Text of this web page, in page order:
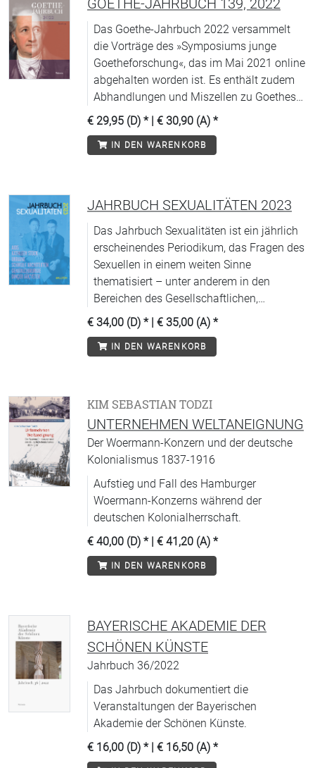
GOETHE-JAHRBUCH 139, 2022
Das Goethe-Jahrbuch 2022 versammelt
die Vorträge des »Symposiums junge
Goetheforschung«, das im Mai 2021 online
abgehalten worden ist. Es enthält zudem
Abhandlungen und Miszellen zu Goethes
Leben und Werk. Ein umfangreicher
Rezensionsteil zu wichtigen
Neuerscheinungen und Berichte über das
€ 29,95 (D) * | € 30,90 (A) *
IN DEN WARENKORB
JAHRBUCH SEXUALITÄTEN 2023
Das Jahrbuch Sexualitäten ist ein jährlich
erscheinendes Periodikum, das Fragen des
Sexuellen in einem weiten Sinne
thematisiert – unter anderem in den
Bereichen des Gesellschaftlichen,
Politischen, Kulturellen, Historischen und
Juristischen, in der Medizin und den
Naturwissenschaften, in Religion,
€ 34,00 (D) * | € 35,00 (A) *
IN DEN WARENKORB
KIM SEBASTIAN TODZI
UNTERNEHMEN WELTANEIGNUNG
Der Woermann-Konzern und der deutsche
Kolonialismus 1837-1916
Aufstieg und Fall des Hamburger
Woermann-Konzerns während der
deutschen Kolonialherrschaft.
€ 40,00 (D) * | € 41,20 (A) *
IN DEN WARENKORB
BAYERISCHE AKADEMIE DER
SCHÖNEN KÜNSTE
Jahrbuch 36/2022
Das Jahrbuch dokumentiert die
Veranstaltungen der Bayerischen
Akademie der Schönen Künste.
€ 16,00 (D) * | € 16,50 (A) *